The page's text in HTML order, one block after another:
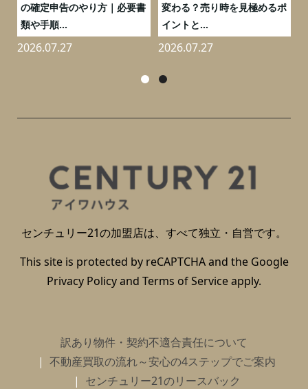
の確定申告のやり方｜必要書
類や手順...
2026.07.27
変わる？売り時を見極めるポ
イントと...
2026.07.27
センチュリー21の加盟店は、すべて独立・自営です。
This site is protected by reCAPTCHA and the Google
Privacy Policyand Terms of Serviceapply.
訳あり物件・契約不適合責任について
不動産買取の流れ～安心の4ステップでご案内
センチュリー21のリースバック